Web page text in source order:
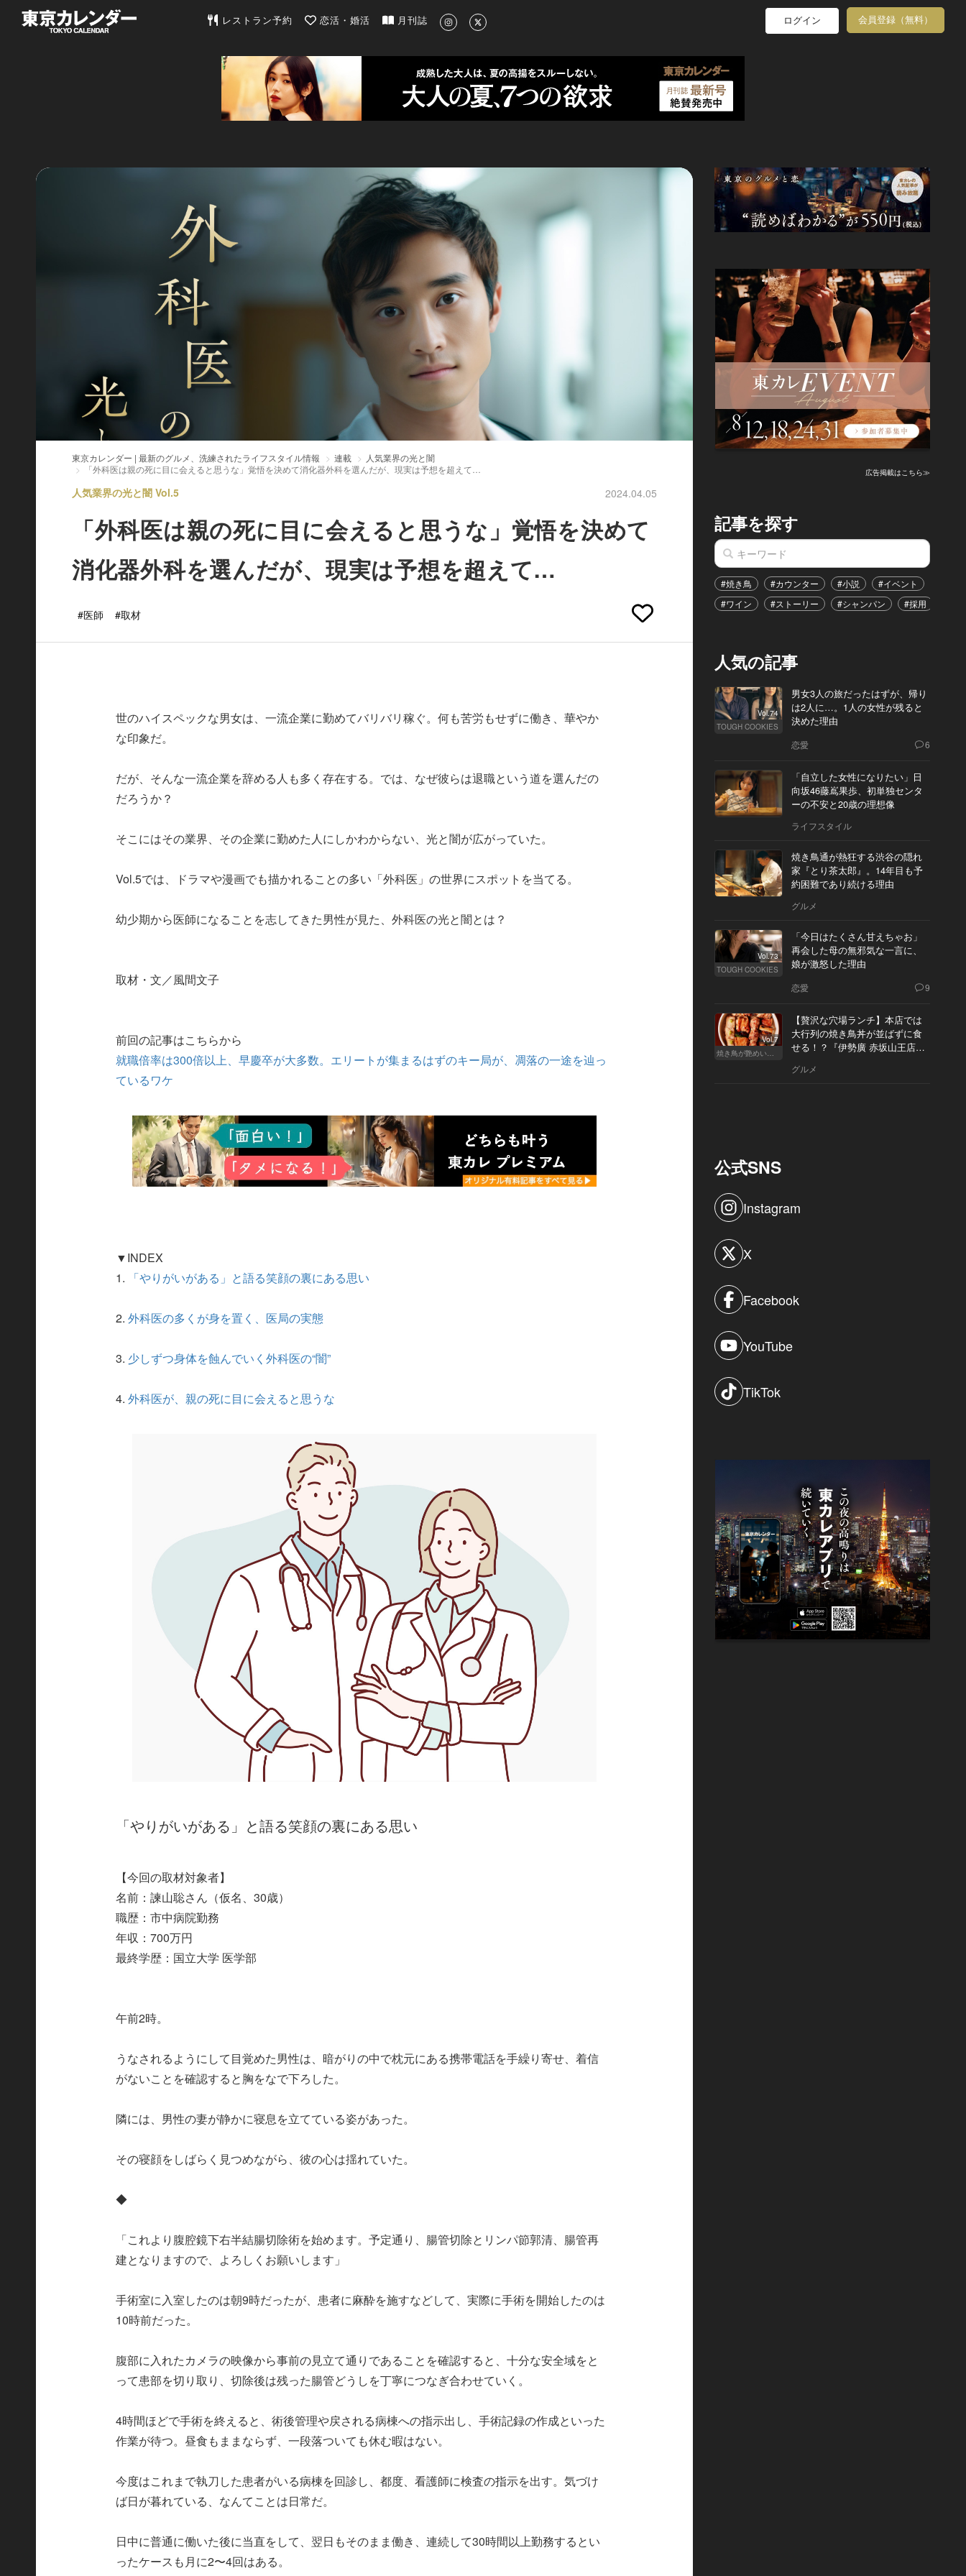
東京カレンダー | 最新のグルメ、洗練されたライフスタイル情報
レストラン予約 恋活・婚活 月刊誌 ログイン 会員登録（無料）
東京カレンダー | 最新のグルメ、洗練されたライフスタイル情報 連載
人気業界の光と闇
「外科医は親の死に目に会えると思うな」覚悟を決めて消化器外科を選んだが、現実は予想を超えて…
人気業界の光と闇 Vol.5 2024.04.05
「外科医は親の死に目に会えると思うな」覚悟を決めて
消化器外科を選んだが、現実は予想を超えて…
#医師 #取材
世のハイスペックな男女は、一流企業に勤めてバリバリ稼ぐ。何も苦労もせずに働き、華やか
な印象だ。
だが、そんな一流企業を辞める人も多く存在する。では、なぜ彼らは退職という道を選んだの
だろうか？
そこにはその業界、その企業に勤めた人にしかわからない、光と闇が広がっていた。
Vol.5では、ドラマや漫画でも描かれることの多い「外科医」の世界にスポットを当てる。
幼少期から医師になることを志してきた男性が見た、外科医の光と闇とは？
取材・文／風間文子
前回の記事はこちらから
就職倍率は300倍以上、早慶卒が大多数。エリートが集まるはずのキー局が、凋落の一途を辿っ
ているワケ
▼INDEX
1.
「やりがいがある」と語る笑顔の裏にある思い
2.外科医の多くが身を置く、医局の実態
3. 少しずつ身体を蝕んでいく外科医の“闇”
4.外科医が、親の死に目に会えると思うな
「やりがいがある」と語る笑顔の裏にある思い
【今回の取材対象者】
名前：諫山聡さん（仮名、30歳）
職歴：市中病院勤務
年収：700万円
最終学歴：国立大学 医学部
午前2時。
うなされるようにして目覚めた男性は、暗がりの中で枕元にある携帯電話を手繰り寄せ、着信
がないことを確認すると胸をなで下ろした。
隣には、男性の妻が静かに寝息を立てている姿があった。
その寝顔をしばらく見つめながら、彼の心は揺れていた。
◆
「これより腹腔鏡下右半結腸切除術を始めます。予定通り、腸管切除とリンパ節郭清、腸管再
建となりますので、よろしくお願いします」
手術室に入室したのは朝9時だったが、患者に麻酔を施すなどして、実際に手術を開始したのは
10時前だった。
腹部に入れたカメラの映像から事前の見立て通りであることを確認すると、十分な安全域をと
って患部を切り取り、切除後は残った腸管どうしを丁寧につなぎ合わせていく。
4時間ほどで手術を終えると、術後管理や戻される病棟への指示出し、手術記録の作成といった
作業が待つ。昼食もままならず、一段落ついても休む暇はない。
今度はこれまで執刀した患者がいる病棟を回診し、都度、看護師に検査の指示を出す。気づけ
ば日が暮れている、なんてことは日常だ。
日中に普通に働いた後に当直をして、翌日もそのまま働き、連続して30時間以上勤務するとい
ったケースも月に2〜4回はある。
広告掲載はこちら≫
記事を探す
#焼き鳥 #カウンター #小説 #イベント
#ワイン
#ストーリー #シャンパン #採用
人気の記事
Vol.74
TOUGH COOKIES
男女3人の旅だったはずが、帰り
は2人に…。1人の女性が残ると
決めた理由
恋愛 6
「自立した女性になりたい」日
向坂46藤嶌果歩、初単独センタ
ーの不安と20歳の理想像
ライフスタイル
焼き鳥通が熱狂する渋谷の隠れ
家『とり茶太郎』。14年目も予
約困難であり続ける理由
グルメ
Vol.73
TOUGH COOKIES
「今日はたくさん甘えちゃお」
再会した母の無邪気な一言に、
娘が激怒した理由
恋愛 9
Vol.7
焼き鳥が艶めいてきた
【贅沢な穴場ランチ】本店では
大行列の焼き鳥丼が並ばずに食
せる！？『伊勢廣 赤坂山王店』
グルメ
公式SNS
Instagram
X
Facebook
YouTube
TikTok